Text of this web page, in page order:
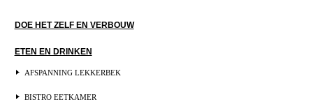
DOE HET ZELF EN VERBOUW
ETEN EN DRINKEN
AFSPANNING LEKKERBEK
BISTRO EETKAMER